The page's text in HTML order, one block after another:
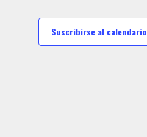
Suscribirse al calendario